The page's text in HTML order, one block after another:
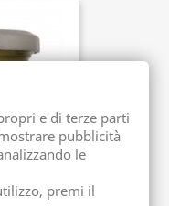
(5)
e di terze parti
pubblicità
le
premi il